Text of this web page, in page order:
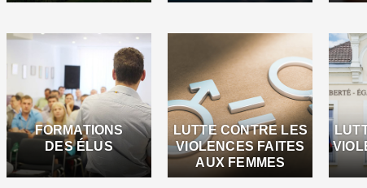
FORMATIONS
DES ÉLUS
LUTTE CONTRE LES
VIOLENCES FAITES
AUX FEMMES